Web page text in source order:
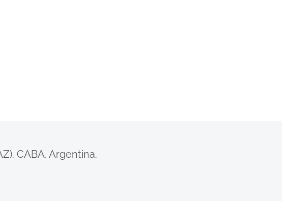
CABA. Argentina.